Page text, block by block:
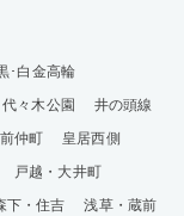
･白金高輪
代々木公園
井の頭線
仲町
皇居西側
戸越・大井町
下・住吉
浅草・蔵前